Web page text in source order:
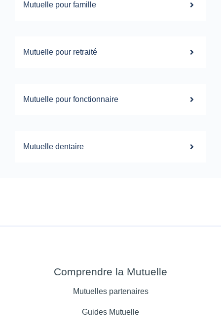
Mutuelle pour famille
Mutuelle pour retraité
Mutuelle pour fonctionnaire
Mutuelle dentaire
Comprendre la Mutuelle
Mutuelles partenaires
Guides Mutuelle